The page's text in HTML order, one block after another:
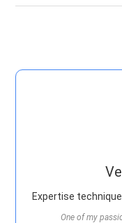
Expertise
One of my